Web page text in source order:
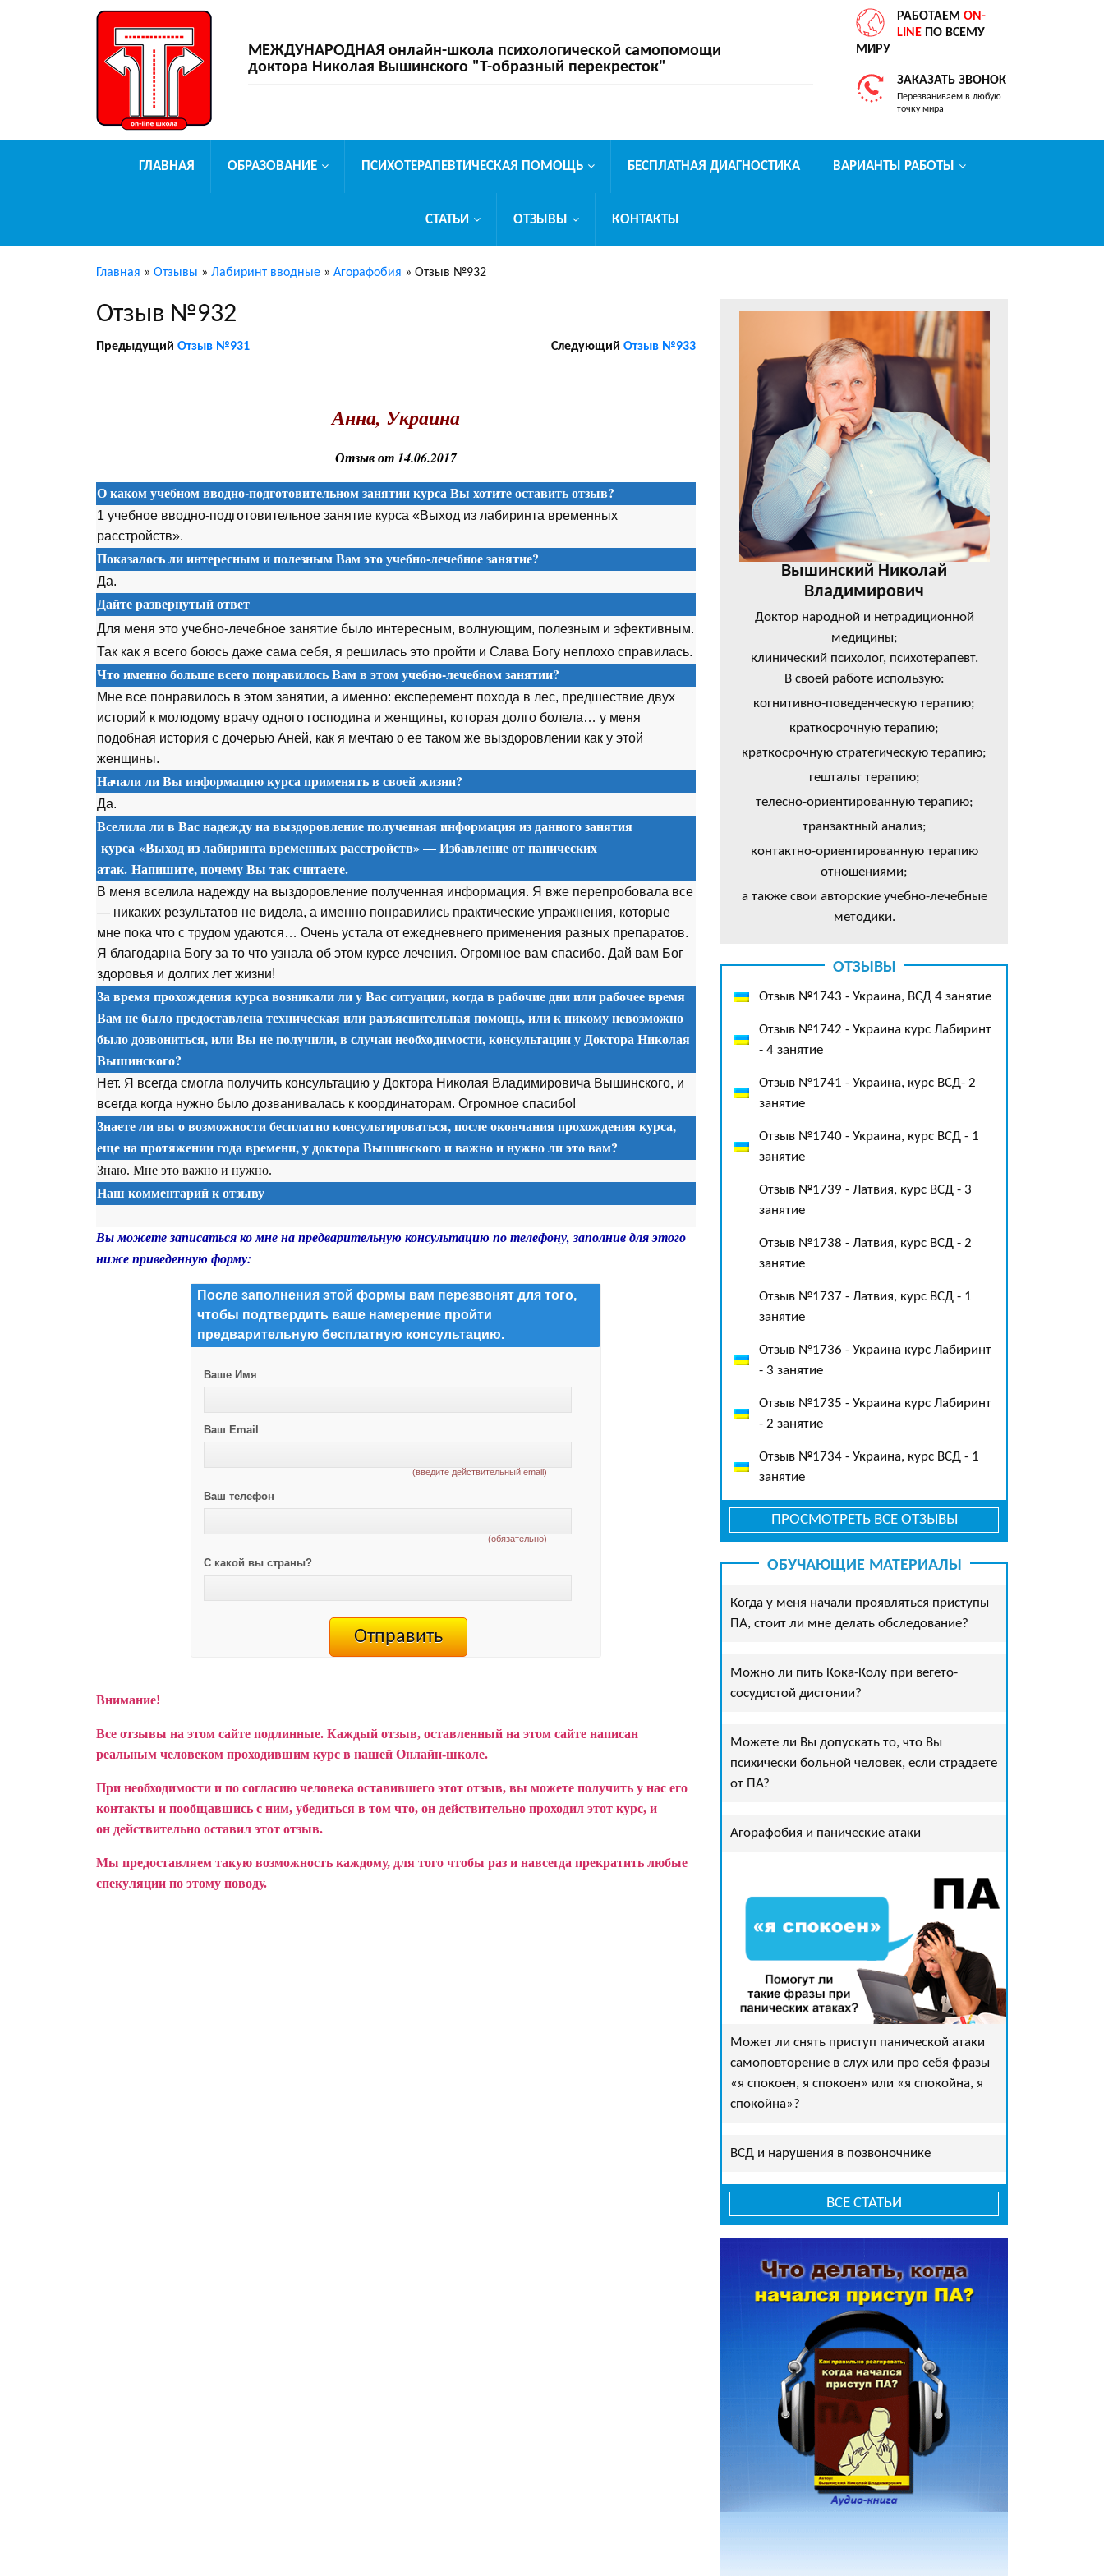
МЕЖДУНАРОДНАЯ онлайн-школа психологической самопомощи
доктора Николая Вышинского "Т-образный перекресток"
РАБОТАЕМ ON-
LINE ПО ВСЕМУ
МИРУ
ЗАКАЗАТЬ ЗВОНОК
Перезваниваем в любую
точку мира
ГЛАВНАЯ ОБРАЗОВАНИЕ ПСИХОТЕРАПЕВТИЧЕСКАЯ ПОМОЩЬ БЕСПЛАТНАЯ ДИАГНОСТИКА ВАРИАНТЫ РАБОТЫ
СТАТЬИ ОТЗЫВЫ КОНТАКТЫ
Главная » Отзывы » Лабиринт вводные » Агорафобия » Отзыв №932
Отзыв №932
Предыдущий Отзыв №931 Следующий Отзыв №933
Анна, Украина
Отзыв от 14.06.2017
О каком учебном вводно-подготовительном занятии курса Вы хотите оставить отзыв?
1 учебное вводно-подготовительное занятие курса «Выход из лабиринта временных
расстройств».
Показалось ли интересным и полезным Вам это учебно-лечебное занятие?
Да.
Дайте развернутый ответ
Для меня это учебно-лечебное занятие было интересным, волнующим, полезным и эфективным.
Так как я всего боюсь даже сама себя, я решилась это пройти и Слава Богу неплохо справилась.
Что именно больше всего понравилось Вам в этом учебно-лечебном занятии?
Мне все понравилось в этом занятии, а именно: експеремент похода в лес, предшествие двух
историй к молодому врачу одного господина и женщины, которая долго болела… у меня
подобная история с дочерью Аней, как я мечтаю о ее таком же выздоровлении как у этой
женщины.
Начали ли Вы информацию курса применять в своей жизни?
Да.
Вселила ли в Вас надежду на выздоровление полученная информация из данного занятия
курса «Выход из лабиринта временных расстройств» — Избавление от панических
атак. Напишите, почему Вы так считаете.
В меня вселила надежду на выздоровление полученная информация. Я вже перепробовала все
— никаких результатов не видела, а именно понравились практические упражнения, которые
мне пока что с трудом удаются… Очень устала от ежедневнего применения разных препаратов.
Я благодарна Богу за то что узнала об этом курсе лечения. Огромное вам спасибо. Дай вам Бог
здоровья и долгих лет жизни!
За время прохождения курса возникали ли у Вас ситуации, когда в рабочие дни или рабочее время
Вам не было предоставлена техническая или разъяснительная помощь, или к никому невозможно
было дозвониться, или Вы не получили, в случаи необходимости, консультации у Доктора Николая
Вышинского?
Нет. Я всегда смогла получить консультацию у Доктора Николая Владимировича Вышинского, и
всегда когда нужно было дозванивалась к координаторам. Огромное спасибо!
Знаете ли вы о возможности бесплатно консультироваться, после окончания прохождения курса,
еще на протяжении года времени, у доктора Вышинского и важно и нужно ли это вам?
Знаю. Мне это важно и нужно.
Наш комментарий к отзыву
—
Вы можете записаться ко мне на предварительную консультацию по телефону, заполнив для этого
ниже приведенную форму:
После заполнения этой формы вам перезвонят для того,
чтобы подтвердить ваше намерение пройти
предварительную бесплатную консультацию.
Ваше Имя
Ваш Email
(введите действительный email)
Ваш телефон
(обязательно)
С какой вы страны?
Внимание!
Все отзывы на этом сайте подлинные. Каждый отзыв, оставленный на этом сайте написан
реальным человеком проходившим курс в нашей Онлайн-школе.
При необходимости и по согласию человека оставившего этот отзыв, вы можете получить у нас его
контакты и пообщавшись с ним, убедиться в том что, он действительно проходил этот курс, и
он действительно оставил этот отзыв.
Мы предоставляем такую возможность каждому, для того чтобы раз и навсегда прекратить любые
спекуляции по этому поводу.
Вышинский Николай
Владимирович
Доктор народной и нетрадиционной
медицины;
клинический психолог, психотерапевт.
В своей работе использую:
когнитивно-поведенческую терапию;
краткосрочную терапию;
краткосрочную стратегическую терапию;
гештальт терапию;
телесно-ориентированную терапию;
транзактный анализ;
контактно-ориентированную терапию
отношениями;
а также свои авторские учебно-лечебные
методики.
ОТЗЫВЫ
Отзыв №1743 - Украина, ВСД 4 занятие
Отзыв №1742 - Украина курс Лабиринт
- 4 занятие
Отзыв №1741 - Украина, курс ВСД- 2
занятие
Отзыв №1740 - Украина, курс ВСД - 1
занятие
Отзыв №1739 - Латвия, курс ВСД - 3
занятие
Отзыв №1738 - Латвия, курс ВСД - 2
занятие
Отзыв №1737 - Латвия, курс ВСД - 1
занятие
Отзыв №1736 - Украина курс Лабиринт
- 3 занятие
Отзыв №1735 - Украина курс Лабиринт
- 2 занятие
Отзыв №1734 - Украина, курс ВСД - 1
занятие
ПРОСМОТРЕТЬ ВСЕ ОТЗЫВЫ
ОБУЧАЮЩИЕ МАТЕРИАЛЫ
Когда у меня начали проявляться приступы
ПА, стоит ли мне делать обследование?
Можно ли пить Кока-Колу при вегето-
сосудистой дистонии?
Можете ли Вы допускать то, что Вы
психически больной человек, если страдаете
от ПА?
Агорафобия и панические атаки
Может ли снять приступ панической атаки
самоповторение в слух или про себя фразы
«я спокоен, я спокоен» или «я спокойна, я
спокойна»?
ВСД и нарушения в позвоночнике
ВСЕ СТАТЬИ